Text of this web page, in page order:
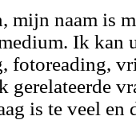
mijn naam is
Ik kan
fotoreading,
gerelateerde
is te veel en